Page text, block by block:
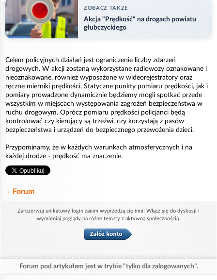
ZOBACZ TAKZE
Akcja "Prędkość" na drogach powiatu
głubczyckiego
Celem policyjnych działań jest ograniczenie liczby zdarzeń
drogowych. W akcji zostaną wykorzystane radiowozy oznakowane i
nieoznakowane, również wyposażone w wideorejestratory oraz
ręczne mierniki prędkości. Statyczne punkty pomiaru prędkości, jak i
pomiary prowadzone dynamicznie będziemy mogli spotkać przede
wszystkim w miejscach występowania zagrożeń bezpieczeństwa w
ruchu drogowym. Oprócz pomiaru prędkości policjanci będą
kontrolować czy kierujący są trzeźwi, czy korzystają z pasów
bezpieczeństwa i urządzeń do bezpiecznego przewożenia dzieci.
Przypominamy, że w każdych warunkach atmosferycznych i na
każdej drodze - prędkość ma znaczenie.
Forum
Zarezerwuj unikatowy login zanim wyprzedzą cię inni! Włącz się do dyskusji i
wymieniaj poglądy na różne tematy z aktywną społecznością.
Forum pod artykułem jest w trybie "tylko dla zalogowanych".